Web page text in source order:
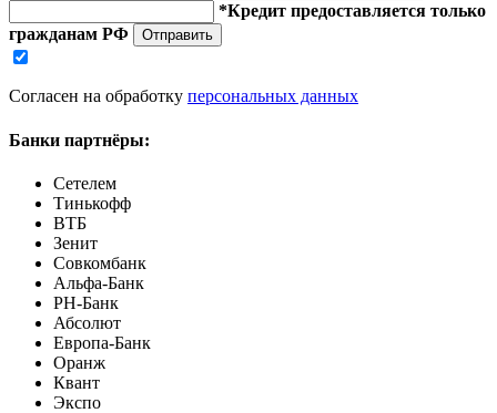
*Кредит предоставляется только
гражданам РФ
Отправить
Согласен на обработку персональных данных
Банки партнёры:
Сетелем
Тинькофф
ВТБ
Зенит
Совкомбанк
Альфа-Банк
РН-Банк
Абсолют
Европа-Банк
Оранж
Квант
Экспо